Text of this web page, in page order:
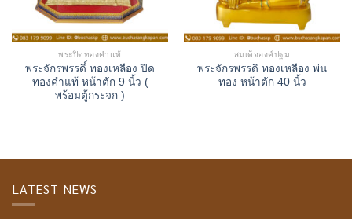
พระปิดทองคำแท้
พระจักรพรรดิ์ ทองเหลือง ปิด
ทองคำแท้ หน้าตัก 9 นิ้ว (
พร้อมตู้กระจก )
สมเด็จองค์ปฐม
พระจักรพรรดิ ทองเหลือง พ่น
ทอง หน้าตัก 40 นิ้ว
LATEST NEWS